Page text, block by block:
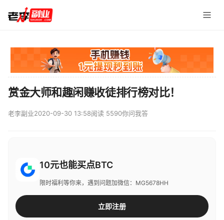
赏金大师和趣闲赚收徒排行榜对比！
老李副业2020-09-30 13:58阅读 5590你问我答
10元也能买点BTC
限时福利等你来，遇到问题加微信：MG5678HH
立即注册